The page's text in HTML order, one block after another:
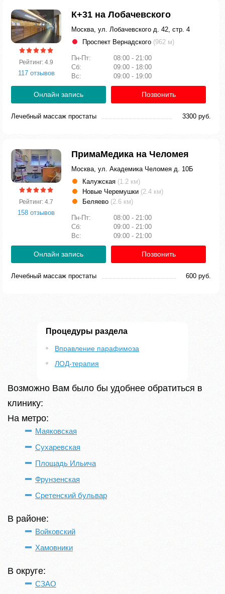
Рейтинг: 4.9
117 отзывов
К+31 на Лобачевского
Москва, ул. Лобачевского д. 42, стр. 4
Проспект Вернадского (962 м)
Пн-Пт:
08:00 - 21:00
Сб:
09:00 - 18:00
Вс:
09:00 - 19:00
Онлайн запись Позвонить
Лечебный массаж простаты 3300 руб.
Рейтинг: 4.7
158 отзывов
ПримаМедика на Челомея
Москва, ул. Академика Челомея д. 10Б
Калужская (1.2 км)
Новые Черемушки (2.4 км)
Беляево (2.6 км)
Пн-Пт:
08:00 - 21:00
Сб:
09:00 - 21:00
Вс:
09:00 - 21:00
Онлайн запись Позвонить
Лечебный массаж простаты 600 руб.
Процедуры раздела
Вправление парафимоза
ЛОД-терапия
Возможно Вам было бы удобнее обратиться в
клинику:
На метро:
Маяковская
Сухаревская
Площадь Ильича
Фрунзенская
Сретенский бульвар
В районе:
Войковский
Хамовники
В округе:
СЗАО